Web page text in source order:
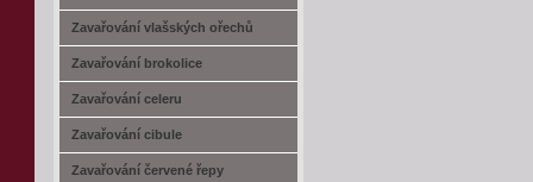
Zavařování vlašských ořechů
Zavařování brokolice
Zavařování celeru
Zavařování cibule
Zavařování červené řepy